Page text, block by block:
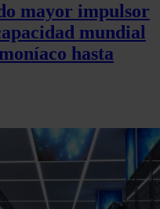
mayor impulsor
mundial
hasta